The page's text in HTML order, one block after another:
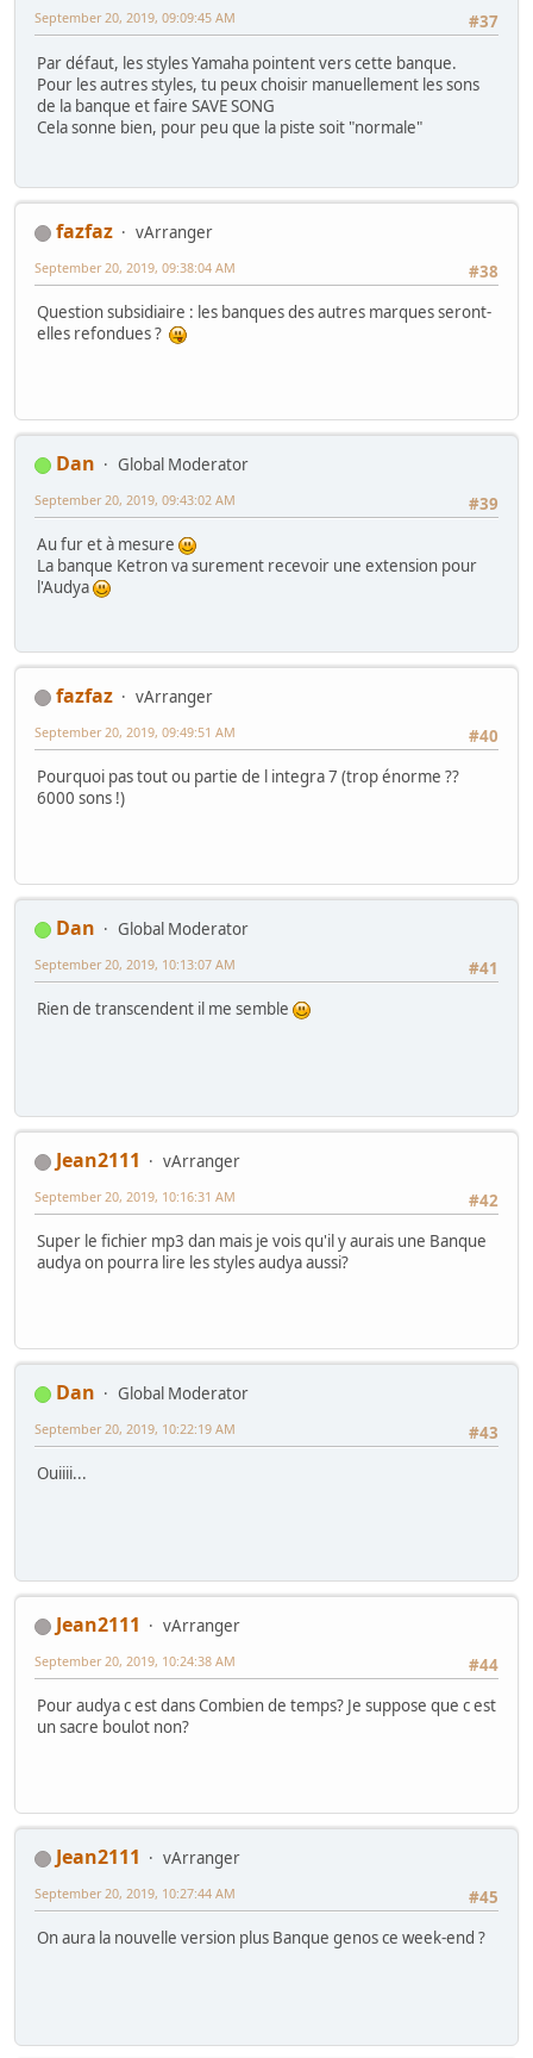
#37
September 20, 2019, 09:09:45 AM
Par défaut, les styles Yamaha pointent vers cette banque.
Pour les autres styles, tu peux choisir manuellement les sons
de la banque et faire SAVE SONG
Cela sonne bien, pour peu que la piste soit "normale"
fazfaz
vArranger
#38
September 20, 2019, 09:38:04 AM
Question subsidiaire : les banques des autres marques seront-
elles refondues ?
Dan
Global Moderator
#39
September 20, 2019, 09:43:02 AM
Au fur et à mesure
La banque Ketron va surement recevoir une extension pour
l'Audya
fazfaz
vArranger
#40
September 20, 2019, 09:49:51 AM
Pourquoi pas tout ou partie de l integra 7 (trop énorme ??
6000 sons !)
Dan
Global Moderator
#41
September 20, 2019, 10:13:07 AM
Rien de transcendent il me semble
Jean2111
vArranger
#42
September 20, 2019, 10:16:31 AM
Super le fichier mp3 dan mais je vois qu'il y aurais une Banque
audya on pourra lire les styles audya aussi?
Dan
Global Moderator
#43
September 20, 2019, 10:22:19 AM
Ouiiii...
Jean2111
vArranger
#44
September 20, 2019, 10:24:38 AM
Pour audya c est dans Combien de temps? Je suppose que c est
un sacre boulot non?
Jean2111
vArranger
#45
September 20, 2019, 10:27:44 AM
On aura la nouvelle version plus Banque genos ce week-end ?